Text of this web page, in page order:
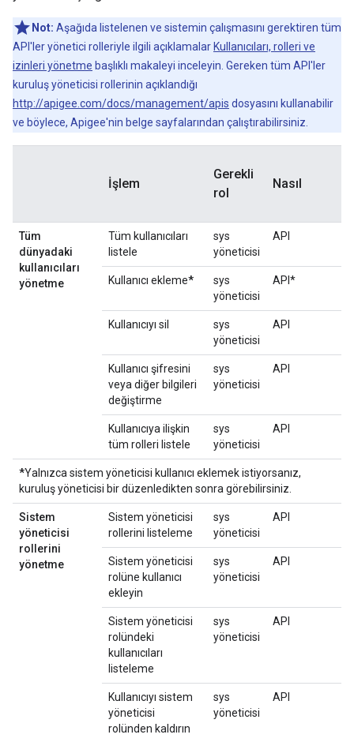
Not: Aşağıda listelenen ve sistemin çalışmasını gerektiren tüm
API'ler yönetici rolleriyle ilgili açıklamalar Kullanıcıları, rolleri ve
izinleri yönetme başlıklı makaleyi inceleyin. Gereken tüm API'ler
kuruluş yöneticisi rollerinin açıklandığı
http://apigee.com/docs/management/apis dosyasını kullanabilir
ve böylece, Apigee'nin belge sayfalarından çalıştırabilirsiniz.
İşlem
Gerekli
rol
Nasıl
Tüm
dünyadaki
kullanıcıları
yönetme
Tüm kullanıcıları
listele
sys
yöneticisi
API
Kullanıcı ekleme*
sys
yöneticisi
API*
Kullanıcıyı sil
sys
yöneticisi
API
Kullanıcı şifresini
veya diğer bilgileri
değiştirme
sys
yöneticisi
API
Kullanıcıya ilişkin
tüm rolleri listele
sys
yöneticisi
API
*Yalnızca sistem yöneticisi kullanıcı eklemek istiyorsanız,
kuruluş yöneticisi bir düzenledikten sonra görebilirsiniz.
Sistem
yöneticisi
rollerini
yönetme
Sistem yöneticisi
rollerini listeleme
sys
yöneticisi
API
Sistem yöneticisi
rolüne kullanıcı
ekleyin
sys
yöneticisi
API
Sistem yöneticisi
rolündeki
kullanıcıları
listeleme
sys
yöneticisi
API
Kullanıcıyı sistem
yöneticisi
rolünden kaldırın
sys
yöneticisi
API